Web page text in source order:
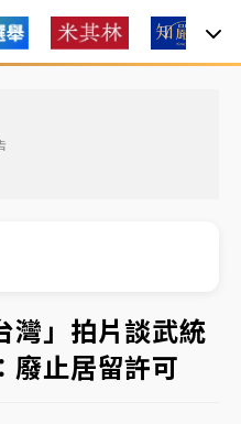
！辜仲諒向法院聲請遭
今線上預約開賣一度塞車
東檢抗告成功 今重開羈
灣」拍片談武統
止居留許可